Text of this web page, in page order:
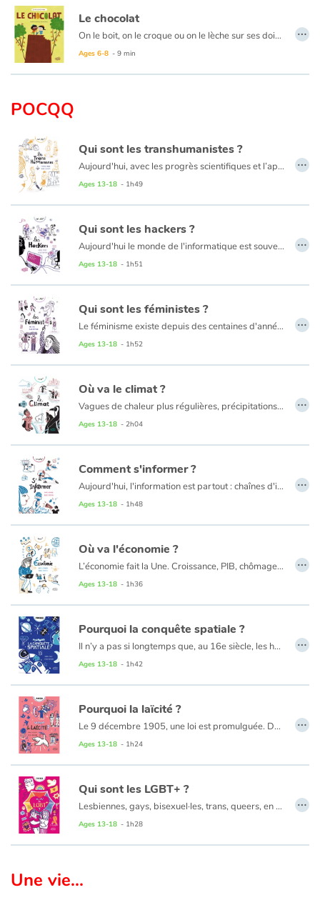
Le chocolat
On le boit, on le croque ou on le lèche sur ses doigts… Noir, marron ou blanc, c’est la star de la pâtisserie ! Pour bien le choisir, il suffit de lire l’étiquette : plus il y a de cacao, et meilleure est la tablette !
Ages 6-8 - 9 min
…
POCQQ
Qui sont les transhumanistes ?
Aujourd'hui, avec les progrès scientifiques et l’apparition des nouvelles technologies, la médecine prend parfois des allures de science-fiction. En combinant découvertes médicales et innovations de haute technologie, certains rêvent de transformer l'être humain par la science, d'améliorer la condition humaine, de vivre plus longtemps en bonne santé…
Ages 13-18 - 1h49
…
Qui sont les hackers ?
Aujourd'hui le monde de l'informatique est souvent incompris alors que nous utilisons quotidiennement ses outils ! Il ne se passe pas un jour sans que nous fassions appel aux nouvelles technologies. Nous travaillons, jouons, communiquons, téléphonons grâce à l'informatique. Et tout cela, nous le devons à la communauté des hackers ! Mais qui sont-ils vraiment ? Pourquoi le hacker est associé à un pirate informatique ?
Ages 13-18 - 1h51
…
Qui sont les féministes ?
Le féminisme existe depuis des centaines d'années ! Ce combat est conduit majoritairement par des femmes mais c'est toute la société qui est concernée !
Cet ouvrage retrace l’histoire du féminisme, les combats menés selon les époques et les pays. Il dresse un panorama de la condition féminine dans la sphère publique et privée et interpelle le lecteur sur le rôle de chacune et chacun…
Ages 13-18 - 1h52
…
Où va le climat ?
Vagues de chaleur plus régulières, précipitations et tempêtes plus fortes, fonte des glaces de l’Arctique, montée des eaux… Des phénomènes naturels qui sont pour la plupart liés au réchauffement global du climat. Pourtant, on trouve toujours quelqu'un pour nous dire que « le climat ne se réchauffe pas puisqu'il fait plus froid » ou encore « c'est pas de la faute de l'Homme, c'est le soleil ! » On les appelle les climatosceptiques. Qui sont-ils réellement ?
Ages 13-18 - 2h04
…
Comment s'informer ?
Aujourd'hui, l'information est partout : chaînes d'information en continu, notifications, réseaux sociaux… Mais comment faire le tri entre le vrai, l'intox, l'essentiel ? Comment travaillent les journalistes ? Sont-ils libres d'aborder tous les sujets ? Sont-ils objectifs ?
Ages 13-18 - 1h48
…
Où va l'économie ?
L’économie fait la Une. Croissance, PIB, chômage, mondialisation.... Derrière ces mots se trouvent des réalités très concrètes avec des conséquences directes sur nos vies. Comprendre le fonctionnement de l’économie, se poser des questions sur la croissance (est-elle nécessaire ?), la consommation (ai-je besoin de tout acheter ?), le travail (quel métier ferai-je plus tard ?), les impacts
Ages 13-18 - 1h36
…
Pourquoi la conquête spatiale ?
Il n’y a pas si longtemps que, au 16e siècle, les humains ont compris que la Terre n’était pas le centre de l’univers. Pas plus que le Soleil ! Et si l'homme a longtemps rêvé de conquérir l'espace, l'aventure vient tout juste de commencer, il y a 60 ans. La première excursion dans l'univers n’a pas été humaine, mais technologique. Ainsi sont nés les satellites, puis les sondes… suivi par le premier pas de l’Homme sur la Lune !
Ages 13-18 - 1h42
…
Pourquoi la laïcité ?
Le 9 décembre 1905, une loi est promulguée. Dorénavant, l'État et les Églises ne sont plus liées et l'État ne subventionne ni ne salarie aucun culte. C'est dans ce nouveau contexte que naît la laïcité ! Nous sommes ainsi libres de croire en la religion que l'on souhaite, ou au contraire, de ne croire en aucune religion. La laïcité permet à chacun de pratiquer librement sa religion, oui, mais sous quelle condition ? En réalité, il n'en existe qu'une : que nos croyances ou convictions, et leurs pratiques, respectent l'ordre public. Pourtant, la laïcité est au cœur des débats sociaux et politiques qui peuvent véhiculer de fausses idées et amener l'expression de propos racistes ou stigmatisants.
Ages 13-18 - 1h24
…
Qui sont les LGBT+ ?
Lesbiennes, gays, bisexuel·les, trans, queers, en questionnement, intersexes, asexuel·les... chacun·e devrait pouvoir vivre ses amours comme iel l'entend et ce, quelle que soit son identité de genre ! Aujourd'hui 10% des Français s'identifient comme LGBTQIA+ et ce taux monte à 18% chez les moins de 25 ans ! Grâce à une visibilité accrue, une meilleure reconnaissance et une plus grande représentation de la diversité sexuelle et identitaire, la parole se libère, la confiance se crée et de plus en plus de personnes parviennent enfin à s'accepter tel·les qu'iels sont. Pourtant des obstacles se dressent encore dans leur quête de reconnaissance, notamment pour l'obtention, ou simplement l'application, de leurs droits. Quel chemin reste-il encore à parcourir ?
Ages 13-18 - 1h28
…
Une vie...